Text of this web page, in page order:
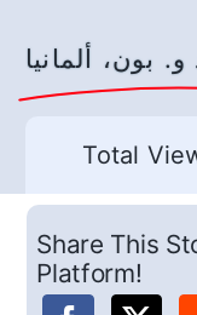
و. بون، ألمانيا
Total
Share This
Platform!